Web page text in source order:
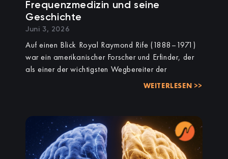
Frequenzmedizin und seine
Geschichte
Juni 3, 2026
Auf einen Blick Royal Raymond Rife (1888–1971)
war ein amerikanischer Forscher und Erfinder, der
als einer der wichtigsten Wegbereiter der
WEITERLESEN >>